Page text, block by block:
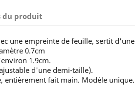
du produit
une empreinte de feuille, sertit d'une
0.7cm
1.9cm.
d'une demi-taille).
entièrement fait main. Modèle unique.